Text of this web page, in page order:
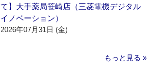
て】大手薬局笹崎店（三菱電機デジタル
イノベーション）
2026年07月31日 (金)
もっと見る »